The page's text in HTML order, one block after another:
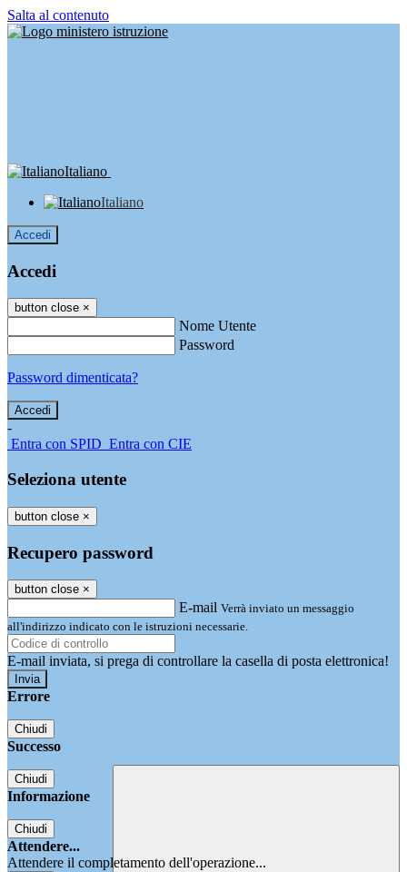
Salta al contenuto
Italiano
Italiano
Accedi
Accedi
button close ×
Nome Utente
Password
Password dimenticata?
-
Entra con SPID Entra con CIE
Seleziona utente
button close ×
Recupero password
button close ×
E-mail Verrà inviato un messaggio
all'indirizzo indicato con le istruzioni necessarie.
E-mail inviata, si prega di controllare la casella di posta elettronica!
Errore
Chiudi
Successo
Chiudi
Informazione
Chiudi
Attendere...
Attendere il completamento dell'operazione...